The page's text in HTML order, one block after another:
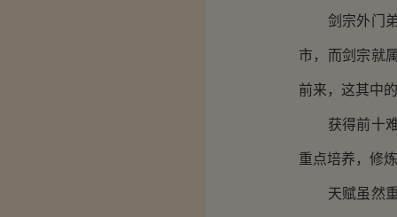
剑宗外门弟
市，而剑宗就
前来，这其中
获得前十难
重点培养，修
天赋虽然重